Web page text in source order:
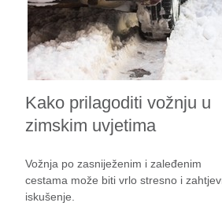
Kako prilagoditi vožnju u
zimskim uvjetima
Vožnja po zasniježenim i zaleđenim
cestama može biti vrlo stresno i
iskušenje.